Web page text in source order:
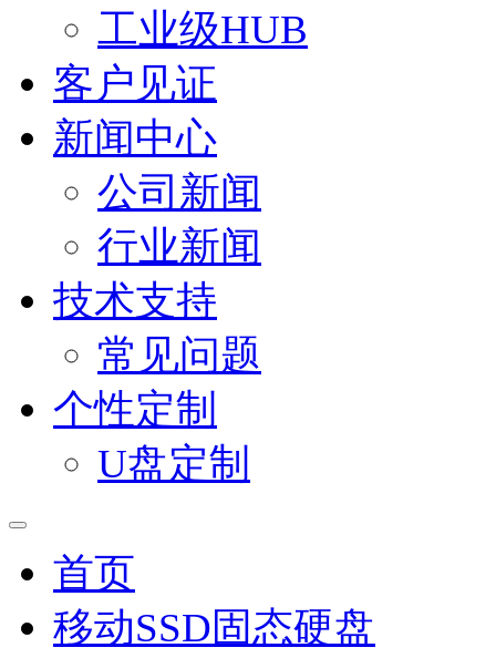
工业级HUB
客户见证
新闻中心
公司新闻
行业新闻
技术支持
常见问题
个性定制
U盘定制
首页
移动SSD固态硬盘